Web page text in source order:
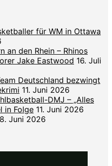
für WM in Ottawa
an den Rhein – Rhinos
Jake Eastwood 16. Juli
Deutschland bezwingt
11. Juni 2026
DMJ – „Alles
in Folge 11. Juni 2026
8. Juni 2026